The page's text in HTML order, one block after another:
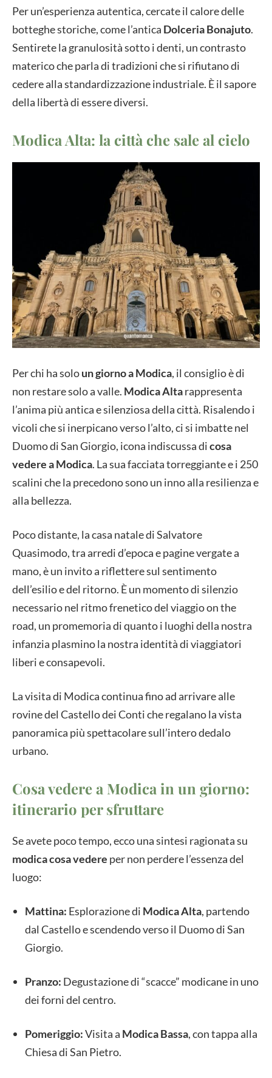
Per un’esperienza autentica, cercate il calore delle
botteghe storiche, come l’antica Dolceria Bonajuto.
Sentirete la granulosità sotto i denti, un contrasto
materico che parla di tradizioni che si rifiutano di
cedere alla standardizzazione industriale. È il sapore
della libertà di essere diversi.
Modica Alta: la città che sale al cielo
Per chi ha soloun giorno a Modica, il consiglio è di
non restare solo a valle. Modica Altarappresenta
l’anima più antica e silenziosa della città. Risalendo i
vicoli che si inerpicano verso l’alto, ci si imbatte nel
Duomo di San Giorgio, icona indiscussa dicosa
vedere a Modica. La sua facciata torreggiante e i 250
scalini che la precedono sono un inno alla resilienza e
alla bellezza.
Poco distante, la casa natale di Salvatore
Quasimodo, tra arredi d’epoca e pagine vergate a
mano, è un invito a riflettere sul sentimento
dell’esilio e del ritorno. È un momento di silenzio
necessario nel ritmo frenetico del viaggio on the
road, un promemoria di quanto i luoghi della nostra
infanzia plasmino la nostra identità di viaggiatori
liberi e consapevoli.
La visita di Modica continua fino ad arrivare alle
rovine del Castello dei Conti che regalano la vista
panoramica più spettacolare sull’intero dedalo
urbano.
Cosa vedere a Modica in un giorno:
itinerario per sfruttare
Se avete poco tempo, ecco una sintesi ragionata su
modica cosa vedere per non perdere l’essenza del
luogo:
Mattina: Esplorazione di Modica Alta, partendo
dal Castello e scendendo verso il Duomo di San
Giorgio.
Pranzo: Degustazione di “scacce” modicane in uno
dei forni del centro.
Pomeriggio:Visita a Modica Bassa, con tappa alla
Chiesa di San Pietro.